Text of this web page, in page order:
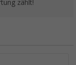
zählt!